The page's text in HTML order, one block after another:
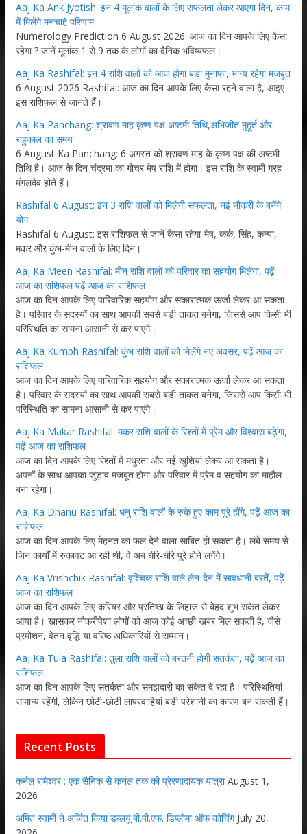
Aaj Ka Ank Jyotish: इन 4 मूलांक वालों के लिए सफलता लेकर आएगा दिन, काम
में मिलेंगे मनचाहे परिणाम
Numerology Prediction 6 August 2026: आज का दिन आपके लिए कैसा
रहेगा ? जानें मूलांक 1 से 9 तक के लोगों का दैनिक भविष्यफल।
Aaj Ka Rashifal: इन 4 राशि वालों को आज होगा बड़ा मुनाफा, भाग्य रहेगा मजबूत
6 August 2026 Rashifal: आज का दिन आपके लिए कैसा रहने वाला है, आइए
इस राशिफल से जानते हैं।
Aaj Ka Panchang: श्रावण माह कृष्ण पक्ष अष्टमी तिथि,अभिजीत मुहूर्त और
राहुकाल का समय
6 August Ka Panchang: 6 अगस्त को श्रावण माह के कृष्ण पक्ष की अष्टमी
तिथि है। आज के दिन चंद्रमा का गोचर मेष राशि में होगा। इस राशि के स्वामी ग्रह
मंगलदेव होते हैं।
Rashifal 6 August: इन 3 राशि वालों को मिलेगी सफलता, नई नौकरी के बनेंगे
योग
Rashifal 6 August: इस राशिफल से जानें कैसा रहेगा-मेष, कर्क, सिंह, कन्या,
मकर और कुंभ-मीन वालों के लिए दिन।
Aaj Ka Meen Rashifal: मीन राशि वालों को परिवार का सहयोग मिलेगा, पढ़ें
आज का राशिफल पढ़ें आज का राशिफल
आज का दिन आपके लिए पारिवारिक सहयोग और सकारात्मक ऊर्जा लेकर आ सकता
है। परिवार के सदस्यों का साथ आपकी सबसे बड़ी ताकत बनेगा, जिससे आप किसी भी
परिस्थिति का सामना आसानी से कर पाएंगे।
Aaj Ka Kumbh Rashifal: कुंभ राशि वालों को मिलेंगे नए अवसर, पढ़ें आज का
राशिफल
आज का दिन आपके लिए पारिवारिक सहयोग और सकारात्मक ऊर्जा लेकर आ सकता
है। परिवार के सदस्यों का साथ आपकी सबसे बड़ी ताकत बनेगा, जिससे आप किसी भी
परिस्थिति का सामना आसानी से कर पाएंगे।
Aaj Ka Makar Rashifal: मकर राशि वालों के रिश्तों में प्रेम और विश्वास बढ़ेगा,
पढ़ें आज का राशिफल
आज का दिन आपके लिए रिश्तों में मधुरता और नई खुशियां लेकर आ सकता है।
अपनों के साथ आपका जुड़ाव मजबूत होगा और परिवार में प्रेम व सहयोग का माहौल
बना रहेगा।
Aaj Ka Dhanu Rashifal: धनु राशि वालों के रुके हुए काम पूरे होंगे, पढ़ें आज का
राशिफल
आज का दिन आपके लिए मेहनत का फल देने वाला साबित हो सकता है। लंबे समय से
जिन कार्यों में रुकावट आ रही थी, वे अब धीरे-धीरे पूरे होने लगेंगे।
Aaj Ka Vrishchik Rashifal: वृश्चिक राशि वाले लेन-देन में सावधानी बरतें, पढ़ें
आज का राशिफल
आज का दिन आपके लिए करियर और प्रतिष्ठा के लिहाज से बेहद शुभ संकेत लेकर
आया है। खासकर नौकरीपेशा लोगों को आज कोई अच्छी खबर मिल सकती है, जैसे
प्रमोशन, वेतन वृद्धि या वरिष्ठ अधिकारियों से सम्मान।
Aaj Ka Tula Rashifal: तुला राशि वालों को बरतनी होगी सतर्कता, पढ़ें आज का
राशिफल
आज का दिन आपके लिए सतर्कता और समझदारी का संकेत दे रहा है। परिस्थितियां
सामान्य रहेंगी, लेकिन छोटी-छोटी लापरवाहियां बड़ी परेशानी का कारण बन सकती हैं।
Recent Posts
कर्नल रामेश्वर : एक सैनिक से कर्नल तक की प्रेरणादायक यात्रा August 1,
2026
अमित स्वामी ने अर्जित किया डब्लयू.बी.पी.एफ. डिप्लोमा ऑफ कोचिंग July 20,